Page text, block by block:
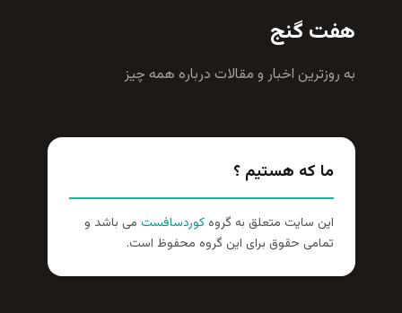
هفت گنج
به روزترين اخبار و مقالات درباره همه چيز
ما که هستیم ؟
این سایت متعلق به گروهکوردسافست می باشد و
تمامی حقوق برای این گروه محفوظ است.